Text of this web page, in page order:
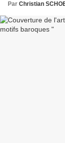
Par Christian